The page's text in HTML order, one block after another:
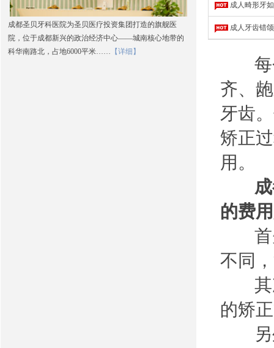
成人畸形牙
成人牙齿错
每个
齐、
牙齿
矫正
用。
的费
首先
不同
其次
的矫
另外
成都圣贝牙科医院为圣贝医疗投资集团打造的旗舰医
院，位于成都新兴的政治经济中心——城南核心地带的
科华南路北，占地6000平米…… 【详细】